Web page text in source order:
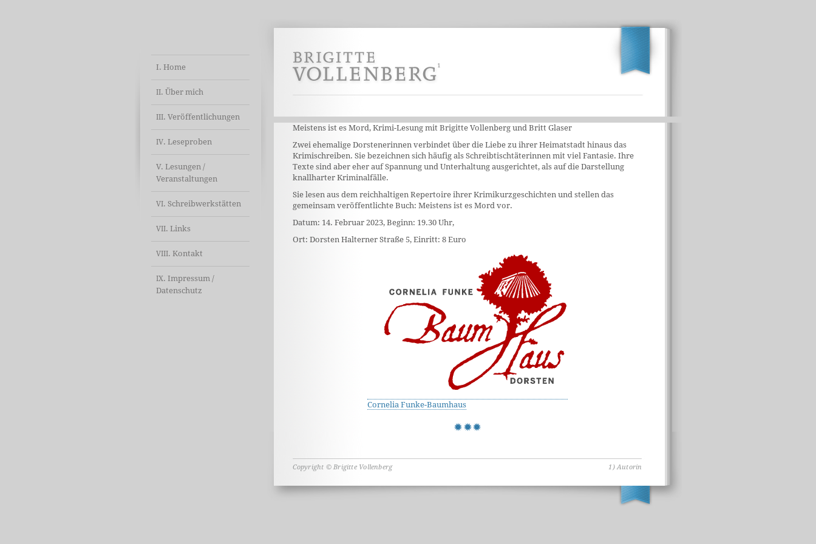
I. Home
II. Über mich
III. Veröffentlichungen
IV. Leseproben
V. Lesungen /
Veranstaltungen
VI. Schreibwerkstätten
VII. Links
VIII. Kontakt
IX. Impressum /
Datenschutz
Meistens ist es Mord, Krimi-Lesung mit Brigitte Vollenberg und Britt Glaser
Zwei ehemalige Dorstenerinnen verbindet über die Liebe zu ihrer Heimatstadt hinaus das
Krimischreiben. Sie bezeichnen sich häufig als Schreibtischtäterinnen mit viel Fantasie. Ihre
Texte sind aber eher auf Spannung und Unterhaltung ausgerichtet, als auf die Darstellung
knallharter Kriminalfälle.
Sie lesen aus dem reichhaltigen Repertoire ihrer Krimikurzgeschichten und stellen das
gemeinsam veröffentlichte Buch: Meistens ist es Mord vor.
Datum: 14. Februar 2023, Beginn: 19.30 Uhr,
Ort: Dorsten Halterner Straße 5, Einritt: 8 Euro
Cornelia Funke-Baumhaus
Copyright © Brigitte Vollenberg 1) Autorin